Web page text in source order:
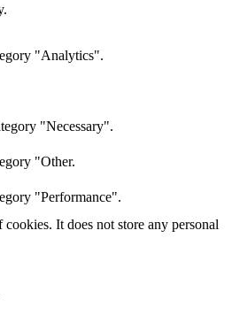
"Analytics".
"Necessary".
"Other.
"Performance".
It does not store any personal